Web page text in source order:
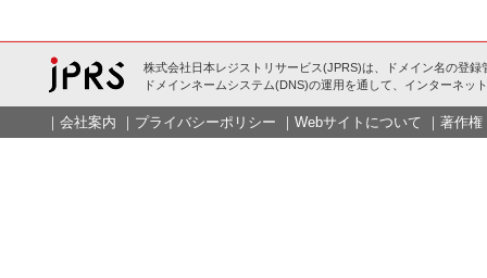
株式会社日本レジストリサービス(JPRS)は、ドメイン名の登録
ドメインネームシステム(DNS)の運用を通して、インターネッ
｜ 会社案内 ｜ プライバシーポリシー ｜ Webサイトについて ｜ 著作権